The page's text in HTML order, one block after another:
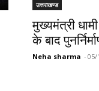
उत्तराखण्ड
मुख्यमंत्री
के बाद
Neha sharma - 05/